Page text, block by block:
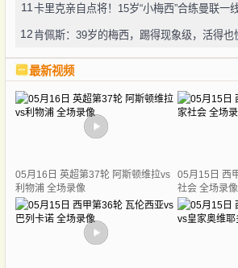
11
12 肯佩斯：39岁的梅西，踢得现象级，活得也
最新视频
05月16日 英超第37轮 阿斯顿维拉vs
利物浦 全场录像
05月15日 西
社会 全场录像